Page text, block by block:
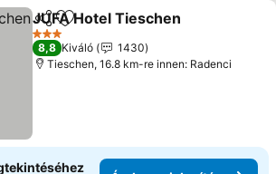
Megosztás
Hozzáadás a kedvencekhez
JUFA Hotel Tieschen
3 Kategória
8,8 Kiváló
1430
Tieschen, 16.8 km-re innen: Radenci